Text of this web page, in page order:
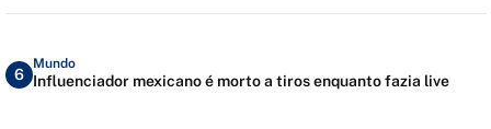
6
Mundo
Influenciador mexicano é morto a tiros enquanto fazia live